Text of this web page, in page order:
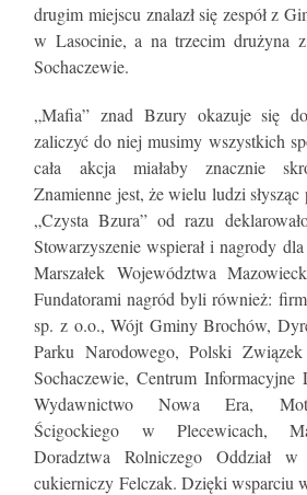
drugim miejscu znalazł się zespół z
w Lasocinie, a na trzecim drużyna
Sochaczewie.
„Mafia” znad Bzury okazuje się
zaliczyć do niej musimy wszystkich
cała akcja miałaby znacznie
Znamienne jest, że wielu ludzi słysząc
„Czysta Bzura” od razu
Stowarzyszenie wspierał i nagrody
Marszałek Województwa
Fundatorami nagród byli również:
sp. z o.o., Wójt Gminy Brochów,
Parku Narodowego, Polski
Sochaczewie, Centrum Informacyjne
Wydawnictwo Nowa Era,
Ścigockiego w Plecewicach,
Doradztwa Rolniczego Oddział
cukierniczy Felczak. Dzięki wsparciu